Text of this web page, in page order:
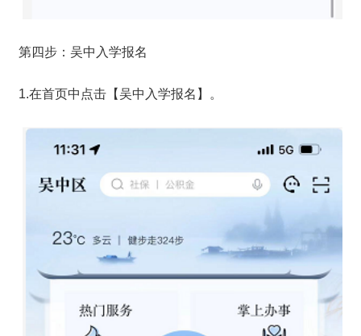
第四步：吴中入学报名
1.在首页中点击【吴中入学报名】。